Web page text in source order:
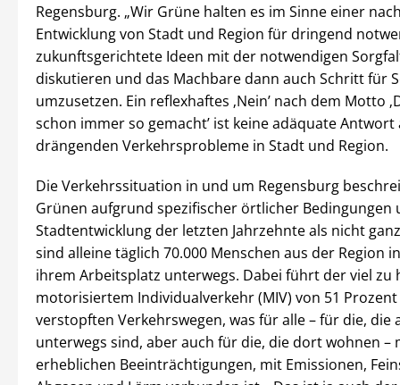
Regensburg. „Wir Grüne halten es im Sinne einer
Entwicklung von Stadt und Region für dringend
zukunftsgerichtete Ideen mit der notwendigen
diskutieren und das Machbare dann auch Schritt für
umzusetzen. Ein reflexhaftes ‚Nein’ nach dem Motto
schon immer so gemacht’ ist keine adäquate Antwort
drängenden Verkehrsprobleme in Stadt und Region.
Die Verkehrssituation in und um Regensburg
Grünen aufgrund spezifischer örtlicher Bedingungen
Stadtentwicklung der letzten Jahrzehnte als nicht
sind alleine täglich 70.000 Menschen aus der Region
ihrem Arbeitsplatz unterwegs. Dabei führt der viel zu
motorisiertem Individualverkehr (MIV) von 51
verstopften Verkehrswegen, was für alle – für die, die
unterwegs sind, aber auch für die, die dort wohnen –
erheblichen Beeinträchtigungen, mit Emissionen,